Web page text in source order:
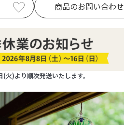
商品のお問い合わせ
(火)より順次発送いたします。